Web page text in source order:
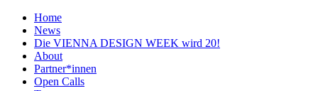
Home
News
Die VIENNA DESIGN WEEK wird 20!
About
Partner*innen
Open Calls